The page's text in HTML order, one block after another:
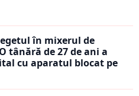
în mixerul de
tânără de 27 de ani a
cu aparatul blocat pe